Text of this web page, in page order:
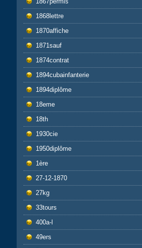
1868lettre
1870affiche
1871sauf
1874contrat
1894cubainfanterie
1894diplôme
18eme
18th
1930cie
1950diplôme
1ère
27-12-1870
27kg
33tours
400a-l
49ers